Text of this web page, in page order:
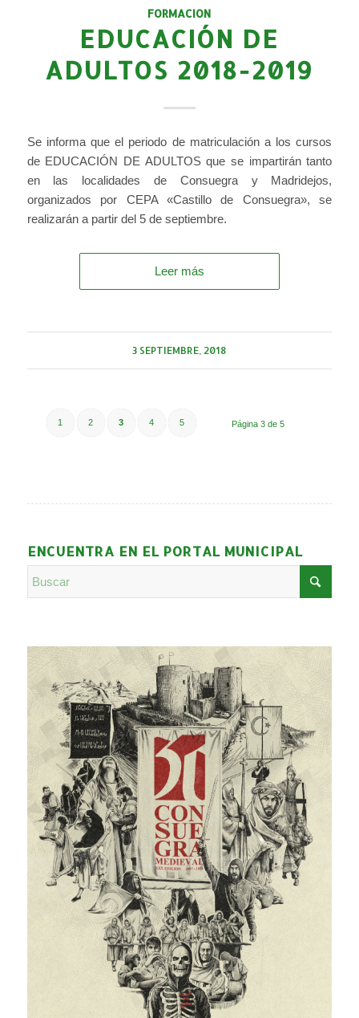
FORMACION
EDUCACIÓN DE
ADULTOS 2018-2019
Se informa que el periodo de matriculación a los cursos
de EDUCACIÓN DE ADULTOS que se impartirán tanto
en las localidades de Consuegra y Madridejos,
organizados por CEPA «Castillo de Consuegra», se
realizarán a partir del 5 de septiembre.
Leer más
3 SEPTIEMBRE, 2018
Página 3 de 5
1 2 3 4 5
ENCUENTRA EN EL PORTAL MUNICIPAL